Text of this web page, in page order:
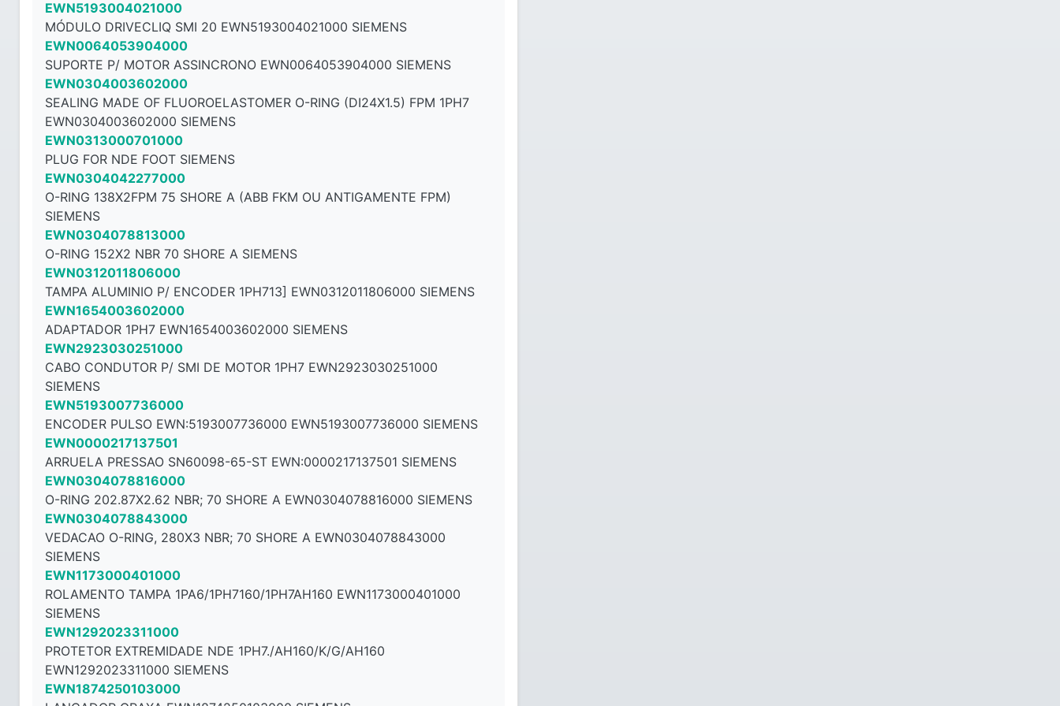
EWN5193004021000
MÓDULO DRIVECLIQ SMI 20 EWN5193004021000 SIEMENS
EWN0064053904000
SUPORTE P/ MOTOR ASSINCRONO EWN0064053904000 SIEMENS
EWN0304003602000
SEALING MADE OF FLUOROELASTOMER O-RING (DI24X1.5) FPM 1PH7
EWN0304003602000 SIEMENS
EWN0313000701000
PLUG FOR NDE FOOT SIEMENS
EWN0304042277000
O-RING 138X2FPM 75 SHORE A (ABB FKM OU ANTIGAMENTE FPM)
SIEMENS
EWN0304078813000
O-RING 152X2 NBR 70 SHORE A SIEMENS
EWN0312011806000
TAMPA ALUMINIO P/ ENCODER 1PH713] EWN0312011806000 SIEMENS
EWN1654003602000
ADAPTADOR 1PH7 EWN1654003602000 SIEMENS
EWN2923030251000
CABO CONDUTOR P/ SMI DE MOTOR 1PH7 EWN2923030251000
SIEMENS
EWN5193007736000
ENCODER PULSO EWN:5193007736000 EWN5193007736000 SIEMENS
EWN0000217137501
ARRUELA PRESSAO SN60098-65-ST EWN:0000217137501 SIEMENS
EWN0304078816000
O-RING 202.87X2.62 NBR; 70 SHORE A EWN0304078816000 SIEMENS
EWN0304078843000
VEDACAO O-RING, 280X3 NBR; 70 SHORE A EWN0304078843000
SIEMENS
EWN1173000401000
ROLAMENTO TAMPA 1PA6/1PH7160/1PH7AH160 EWN1173000401000
SIEMENS
EWN1292023311000
PROTETOR EXTREMIDADE NDE 1PH7./AH160/K/G/AH160
EWN1292023311000 SIEMENS
EWN1874250103000